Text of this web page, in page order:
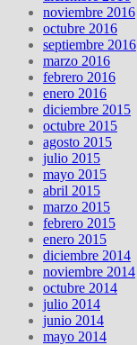
noviembre 2016
octubre 2016
septiembre 2016
marzo 2016
febrero 2016
enero 2016
diciembre 2015
octubre 2015
agosto 2015
julio 2015
mayo 2015
abril 2015
marzo 2015
febrero 2015
enero 2015
diciembre 2014
noviembre 2014
octubre 2014
julio 2014
junio 2014
mayo 2014